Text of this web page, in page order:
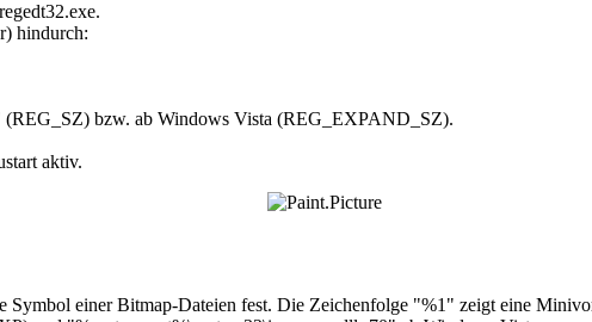
hindurch:
(REG_SZ) bzw. ab Windows Vista (REG_EXPAND_SZ).
aktiv.
Symbol einer Bitmap-Dateien fest. Die Zeichenfolge "%1" zeigt eine